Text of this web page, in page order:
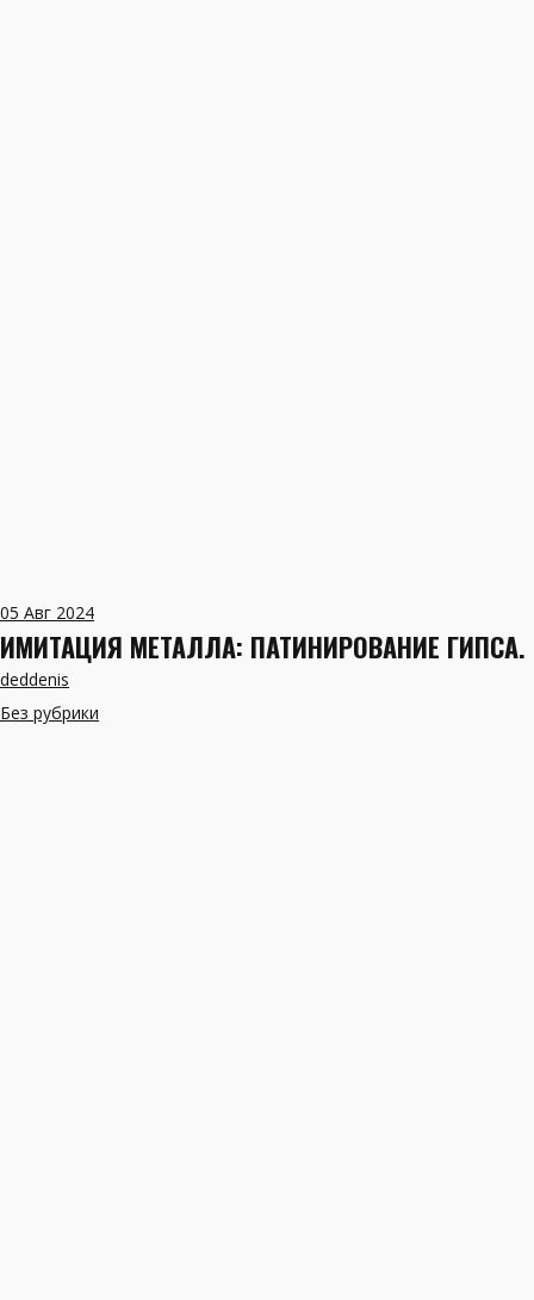
05 Авг 2024
ИМИТАЦИЯ МЕТАЛЛА: ПАТИНИРОВАНИЕ
deddenis
Без рубрики